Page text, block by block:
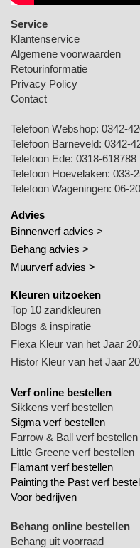
Service
Klantenservice
Algemene voorwaarden
Retourinformatie
Privacy Policy
Contact
Telefoon Webshop: 0342-
Telefoon Barneveld: 0342-
Telefoon Ede: 0318-618788
Telefoon Hoevelaken: 033-
Telefoon Wageningen: 06-
Advies
Binnenverf advies >
Behang advies >
Muurverf advies >
Kleuren uitzoeken
Top 10 zandkleuren
Blogs & inspiratie
Flexa Kleur van het Jaar
Histor Kleur van het Jaar
Verf online bestellen
Sikkens verf bestellen
Sigma verf bestellen
Farrow & Ball verf bestellen
Little Greene verf bestellen
Flamant verf bestellen
Painting the Past verf
Voor bedrijven
Behang online bestellen
Behang uit voorraad